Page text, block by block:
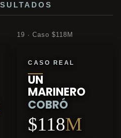
19 · Caso $118M
CASO REAL
UN
MARINERO
COBRÓ
$118M